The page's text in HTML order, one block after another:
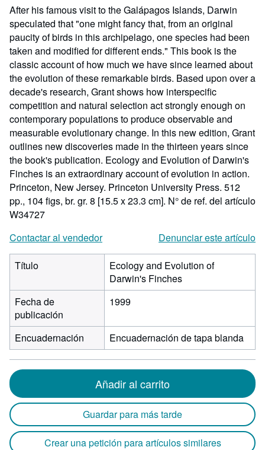
estrellas
After his famous visit to the Galápagos Islands, Darwin
speculated that "one might fancy that, from an original
paucity of birds in this archipelago, one species had been
taken and modified for different ends." This book is the
classic account of how much we have since learned about
the evolution of these remarkable birds. Based upon over a
decade's research, Grant shows how interspecific
competition and natural selection act strongly enough on
contemporary populations to produce observable and
measurable evolutionary change. In this new edition, Grant
outlines new discoveries made in the thirteen years since
the book's publication. Ecology and Evolution of Darwin's
Finches is an extraordinary account of evolution in action.
Princeton, New Jersey. Princeton University Press. 512
pp., 104 figs, br. gr. 8 [15.5 x 23.3 cm]. N° de ref. del artículo
W34727
Contactar al vendedor
Denunciar este artículo
Título
Ecology and Evolution of
Darwin's Finches
Fecha de
publicación
1999
Encuadernación Encuadernación de tapa blanda
Añadir al carrito
Guardar para más tarde
Crear una petición para artículos similares